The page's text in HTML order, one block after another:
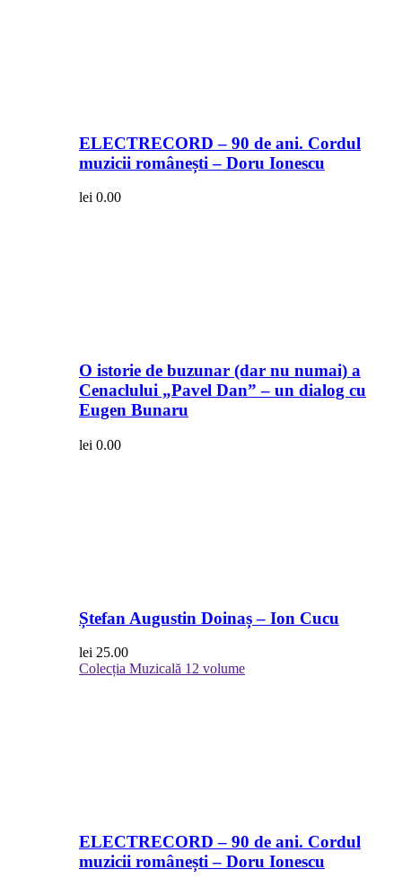
ELECTRECORD – 90 de ani. Cordul
muzicii românești – Doru Ionescu
lei 0.00
O istorie de buzunar (dar nu numai) a
Cenaclului „Pavel Dan” – un dialog cu
Eugen Bunaru
lei 0.00
Ștefan Augustin Doinaș – Ion Cucu
lei 25.00
Colecția Muzicală 12 volume
ELECTRECORD – 90 de ani. Cordul
muzicii românești – Doru Ionescu